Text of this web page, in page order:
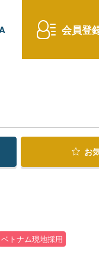
会員登
お
ベトナム現地採用